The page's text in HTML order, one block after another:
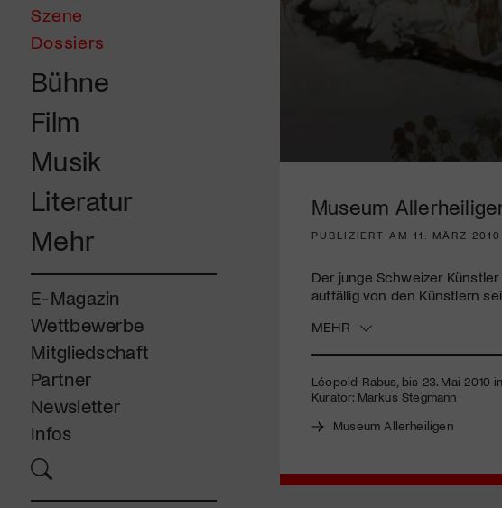
Szene
Dossiers
Bühne
Film
Musik
Literatur
Mehr
E-Magazin
Wettbewerbe
Mitgliedschaft
Partner
Newsletter
Infos
Museum
PUBLIZIERT AM 11. MÄRZ 2010
Der junge Schweizer
auffällig von den Künstlern
MEHR
Léopold Rabus, bis 23. Mai 2010
Kurator: Markus Stegmann
Museum Allerheiligen
Mach mit:
Engagiere
diversen
Jetzt